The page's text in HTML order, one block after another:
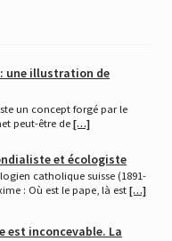
une illustration de
un concept forgé par le
peut-être de […]
et écologiste
catholique suisse (1891-
: Où est le pape, là est[…]
est inconcevable. La